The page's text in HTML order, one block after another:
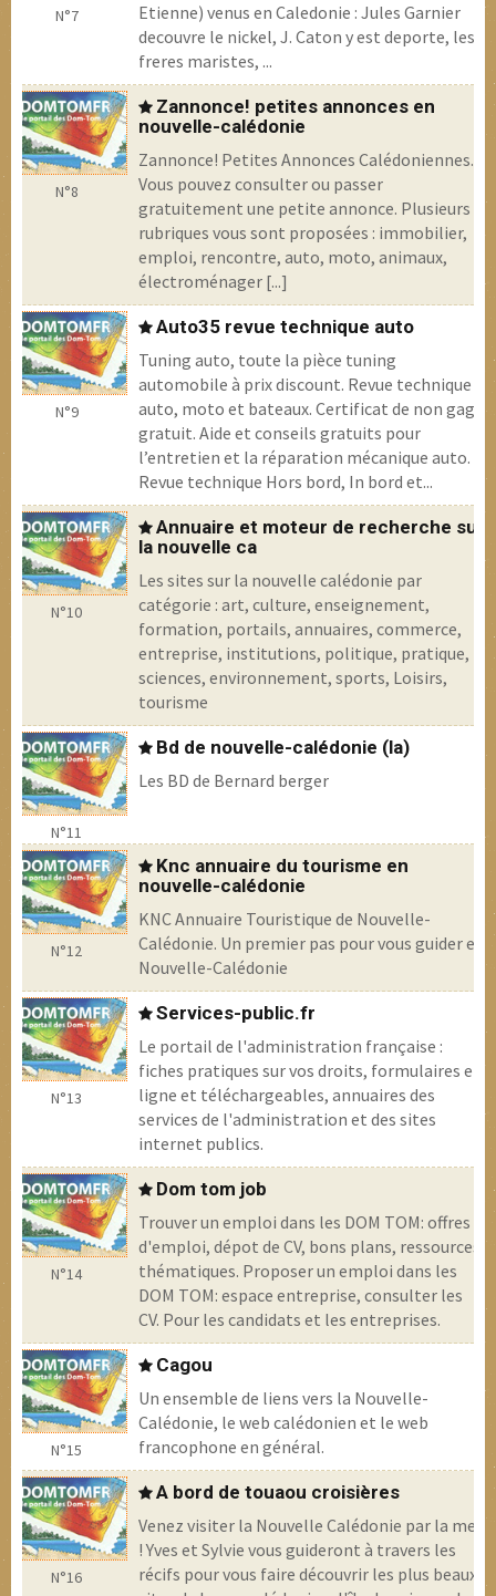
N°7
Etienne) venus en Caledonie : Jules Garnier
decouvre le nickel, J. Caton y est deporte, les
freres maristes, ...
N°8
Zannonce! petites annonces en
nouvelle-calédonie
Zannonce! Petites Annonces Calédoniennes.
Vous pouvez consulter ou passer
gratuitement une petite annonce. Plusieurs
rubriques vous sont proposées : immobilier,
emploi, rencontre, auto, moto, animaux,
électroménager [...]
N°9
Auto35 revue technique auto
Tuning auto, toute la pièce tuning
automobile à prix discount. Revue technique
auto, moto et bateaux. Certificat de non gage
gratuit. Aide et conseils gratuits pour
l’entretien et la réparation mécanique auto.
Revue technique Hors bord, In bord et...
N°10
Annuaire et moteur de recherche sur
la nouvelle ca
Les sites sur la nouvelle calédonie par
catégorie : art, culture, enseignement,
formation, portails, annuaires, commerce,
entreprise, institutions, politique, pratique,
sciences, environnement, sports, Loisirs,
tourisme
N°11
Bd de nouvelle-calédonie (la)
Les BD de Bernard berger
N°12
Knc annuaire du tourisme en
nouvelle-calédonie
KNC Annuaire Touristique de Nouvelle-
Calédonie. Un premier pas pour vous guider en
Nouvelle-Calédonie
N°13
Services-public.fr
Le portail de l'administration française :
fiches pratiques sur vos droits, formulaires en
ligne et téléchargeables, annuaires des
services de l'administration et des sites
internet publics.
N°14
Dom tom job
Trouver un emploi dans les DOM TOM: offres
d'emploi, dépot de CV, bons plans, ressources
thématiques. Proposer un emploi dans les
DOM TOM: espace entreprise, consulter les
CV. Pour les candidats et les entreprises.
N°15
Cagou
Un ensemble de liens vers la Nouvelle-
Calédonie, le web calédonien et le web
francophone en général.
N°16
A bord de touaou croisières
Venez visiter la Nouvelle Calédonie par la mer
! Yves et Sylvie vous guideront à travers les
récifs pour vous faire découvrir les plus beaux